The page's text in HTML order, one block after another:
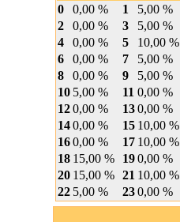
0
0,00 % 1
5,00 %
2
0,00 % 3
5,00 %
4
0,00 % 5
10,00 %
6
0,00 % 7
5,00 %
8
0,00 % 9
5,00 %
10 5,00 % 11 0,00 %
12 0,00 % 13 0,00 %
14 0,00 % 15 10,00 %
16 0,00 % 17 10,00 %
18 15,00 % 19 0,00 %
20 15,00 % 21 10,00 %
22 5,00 % 23 0,00 %